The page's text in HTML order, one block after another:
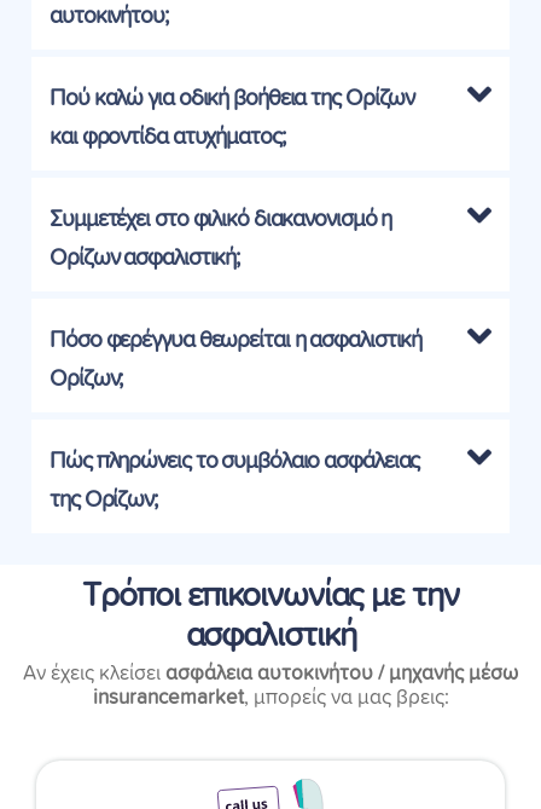
αυτοκινήτου;
Πού καλώ για οδική βοήθεια της Ορίζων
και φροντίδα ατυχήματος;
Συμμετέχει στο φιλικό διακανονισμό η
Ορίζων ασφαλιστική;
Πόσο φερέγγυα θεωρείται η ασφαλιστική
Ορίζων;
Πώς πληρώνεις το συμβόλαιο ασφάλειας
της Ορίζων;
Τρόποι επικοινωνίας με την
ασφαλιστική
Αν έχεις κλείσει ασφάλεια αυτοκινήτου / μηχανής μέσω
insurancemarket, μπορείς να μας βρεις: